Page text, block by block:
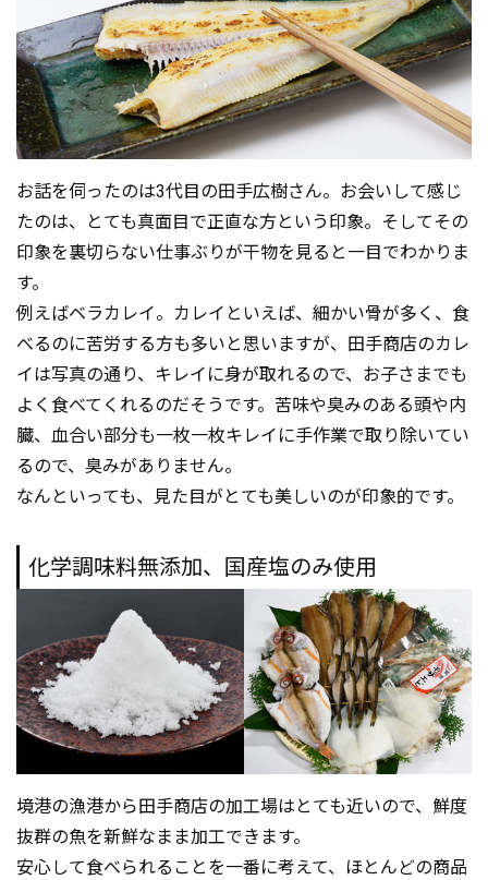
お話を伺ったのは3代目の田手広樹さん。お会いして感じ
たのは、とても真面目で正直な方という印象。そしてその
印象を裏切らない仕事ぶりが干物を見ると一目でわかりま
す。
例えばベラカレイ。カレイといえば、細かい骨が多く、食
べるのに苦労する方も多いと思いますが、田手商店のカレ
イは写真の通り、キレイに身が取れるので、お子さまでも
よく食べてくれるのだそうです。苦味や臭みのある頭や内
臓、血合い部分も一枚一枚キレイに手作業で取り除いてい
るので、臭みがありません。
なんといっても、見た目がとても美しいのが印象的です。
化学調味料無添加、国産塩のみ使用
境港の漁港から田手商店の加工場はとても近いので、鮮度
抜群の魚を新鮮なまま加工できます。
安心して食べられることを一番に考えて、ほとんどの商品